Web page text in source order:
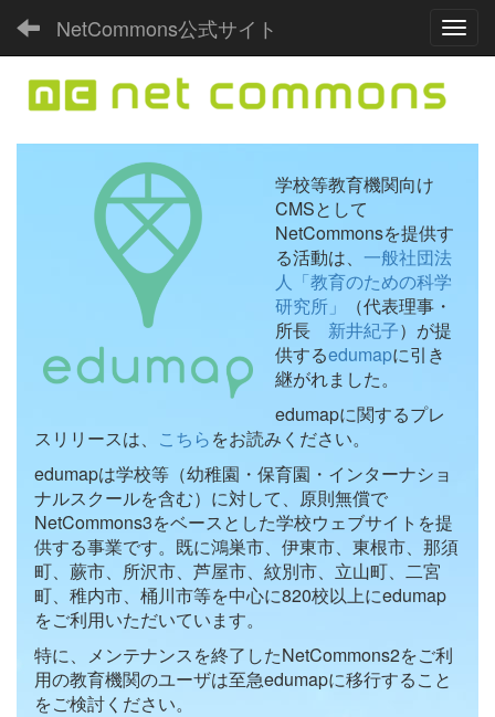
NetCommons公式サイト
学校等教育機関向け
CMSとして
NetCommonsを提供す
る活動は、 一般社団法
人「教育のための科学
研究所」
（代表理事・
所長 新井紀子）が提
供するedumapに引き
継がれました。
edumapに関するプレ
スリリースは、 こちらをお読みください。
edumapは学校等（幼稚園・保育園・インターナショ
ナルスクールを含む）に対して、原則無償で
NetCommons3をベースとした学校ウェブサイトを提
供する事業です。既に鴻巣市、伊東市、東根市、那須
町、蕨市、所沢市、芦屋市、紋別市、立山町、二宮
町、稚内市、桶川市等を中心に820校以上にedumap
をご利用いただいています。
特に、メンテナンスを終了したNetCommons2をご利
用の教育機関のユーザは至急edumapに移行すること
をご検討ください。